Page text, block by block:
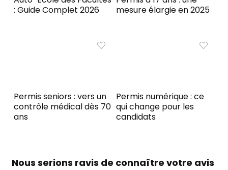
: Guide Complet 2026
mesure élargie en 2025
Permis seniors : vers un
contrôle médical dès 70
ans
Permis numérique : ce
qui change pour les
candidats
Nous serions ravis de connaître votre avis